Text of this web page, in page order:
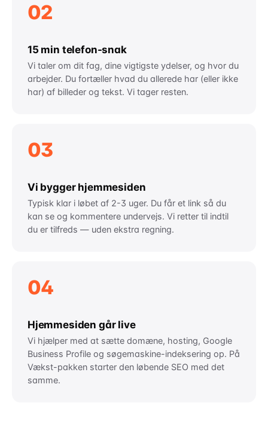
02
15 min telefon-snak
Vi taler om dit fag, dine vigtigste ydelser, og hvor du
arbejder. Du fortæller hvad du allerede har (eller ikke
har) af billeder og tekst. Vi tager resten.
03
Vi bygger hjemmesiden
Typisk klar i løbet af 2-3 uger. Du får et link så du
kan se og kommentere undervejs. Vi retter til indtil
du er tilfreds — uden ekstra regning.
04
Hjemmesiden går live
Vi hjælper med at sætte domæne, hosting, Google
Business Profile og søgemaskine-indeksering op. På
Vækst-pakken starter den løbende SEO med det
samme.